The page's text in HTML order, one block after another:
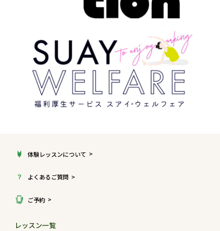
体験レッスンについて
よくあるご質問
ご予約
レッスン一覧